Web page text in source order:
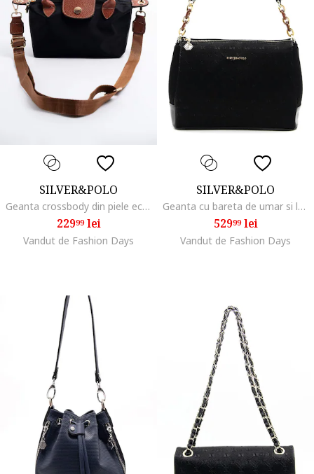
SILVER&POLO
Geanta crossbody din piele ecologica cu bareta ajustabila, Negru/Maro scortisoara
22999lei
Vandut de Fashion Days
SILVER&POLO
Geanta cu bareta de umar si logo metalic, Negru
52999lei
Vandut de Fashion Days